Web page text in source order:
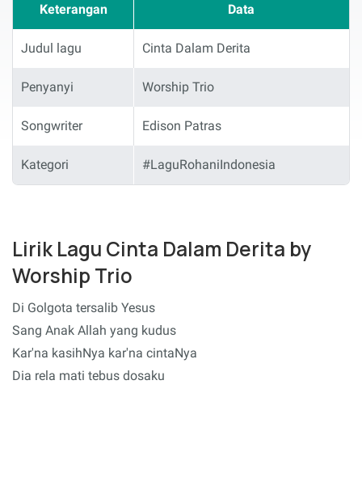
Keterangan Data
Judul lagu Cinta Dalam Derita
Penyanyi Worship Trio
Songwriter Edison Patras
Kategori #LaguRohaniIndonesia
Lirik Lagu Cinta Dalam Derita by
Worship Trio
Di Golgota tersalib Yesus
Sang Anak Allah yang kudus
Kar'na kasihNya kar'na cintaNya
Dia rela mati tebus dosaku